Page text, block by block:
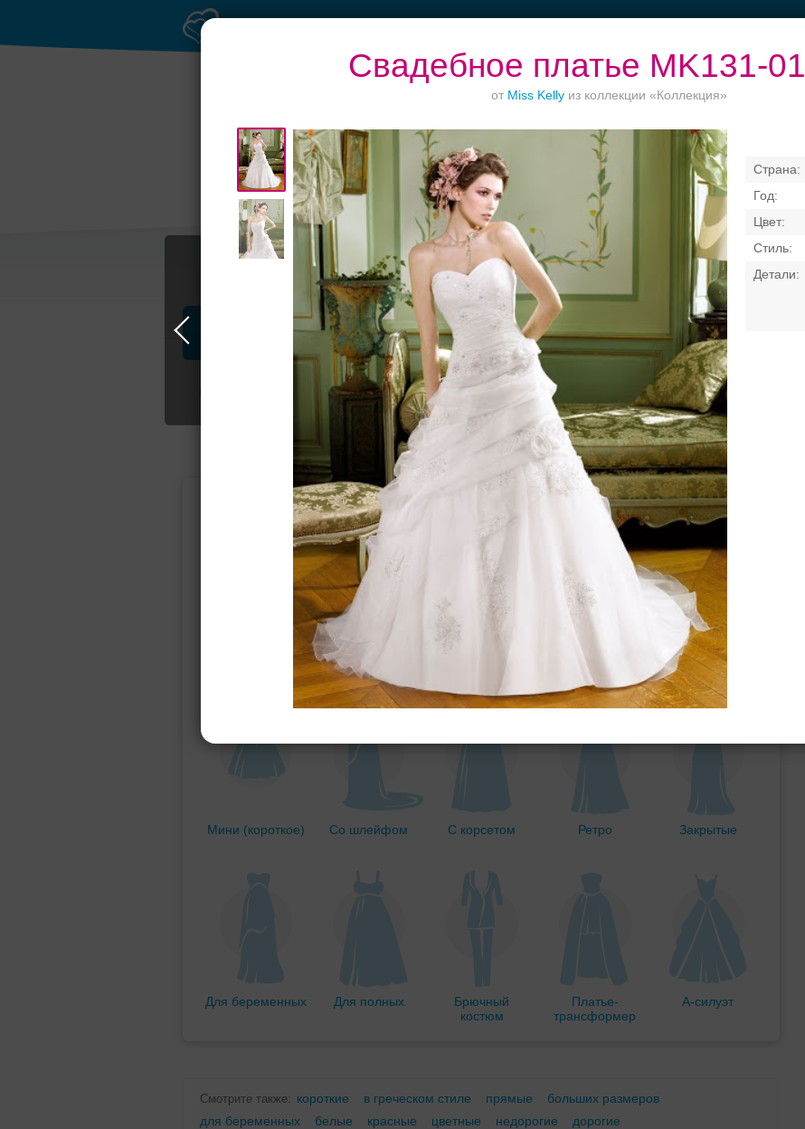
Свадебное платье MK131-01
от Miss Kellyиз коллекции «Коллекция»
Приватное
торжество в центре
Банкетные залы до
50 гостей
Торжества за
Профессионалы и услуги Свадебные платья Банкет Транспорт
Свадебные платья
Подбор свадебного платья
Бальное
Мини (короткое) Со шлейфом С корсетом Ретро Закрытые
Для беременных Для полных
Брючный
костюм
Платье-
трансформер
А-силуэт
Смотрите также: короткие в греческом стиле прямые
больших размеров
для беременных
белые красные цветные недорогие дорогие